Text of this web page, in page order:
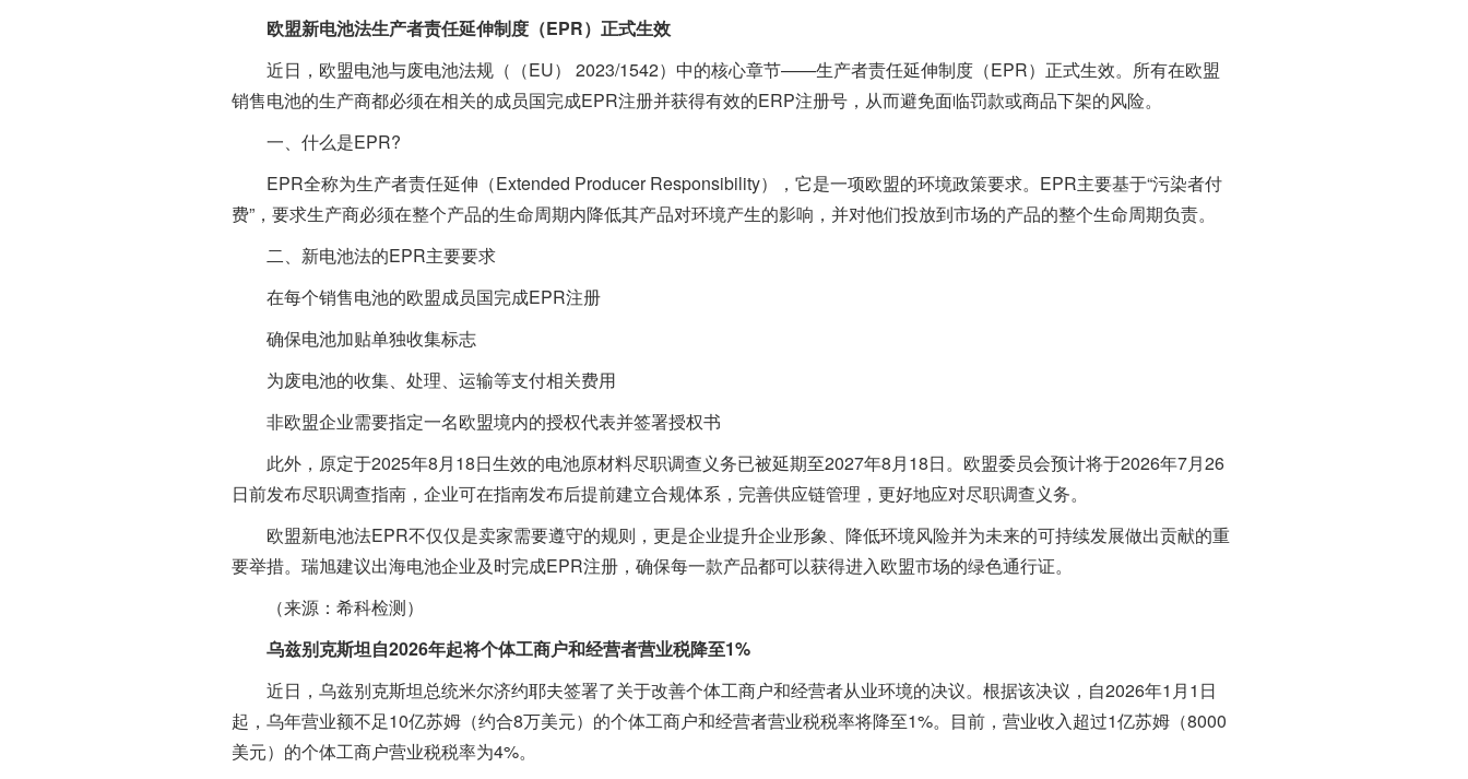
欧盟新电池法生产者责任延伸制度（EPR）正式生效
近日，欧盟电池与废电池法规（（EU） 2023/1542）中的核心章节——生产者责任延伸制度（EPR）正式生效。所有在欧盟
销售电池的生产商都必须在相关的成员国完成EPR注册并获得有效的ERP注册号，从而避免面临罚款或商品下架的风险。
一、什么是EPR?
EPR全称为生产者责任延伸（Extended Producer Responsibility），它是一项欧盟的环境政策要求。EPR主要基于“污染者付
费”，要求生产商必须在整个产品的生命周期内降低其产品对环境产生的影响，并对他们投放到市场的产品的整个生命周期负责。
二、新电池法的EPR主要要求
在每个销售电池的欧盟成员国完成EPR注册
确保电池加贴单独收集标志
为废电池的收集、处理、运输等支付相关费用
非欧盟企业需要指定一名欧盟境内的授权代表并签署授权书
此外，原定于2025年8月18日生效的电池原材料尽职调查义务已被延期至2027年8月18日。欧盟委员会预计将于2026年7月26
日前发布尽职调查指南，企业可在指南发布后提前建立合规体系，完善供应链管理，更好地应对尽职调查义务。
欧盟新电池法EPR不仅仅是卖家需要遵守的规则，更是企业提升企业形象、降低环境风险并为未来的可持续发展做出贡献的重
要举措。瑞旭建议出海电池企业及时完成EPR注册，确保每一款产品都可以获得进入欧盟市场的绿色通行证。
（来源：希科检测）
乌兹别克斯坦自2026年起将个体工商户和经营者营业税降至1%
近日，乌兹别克斯坦总统米尔济约耶夫签署了关于改善个体工商户和经营者从业环境的决议。根据该决议，自2026年1月1日
起，乌年营业额不足10亿苏姆（约合8万美元）的个体工商户和经营者营业税税率将降至1%。目前，营业收入超过1亿苏姆（8000
美元）的个体工商户营业税税率为4%。